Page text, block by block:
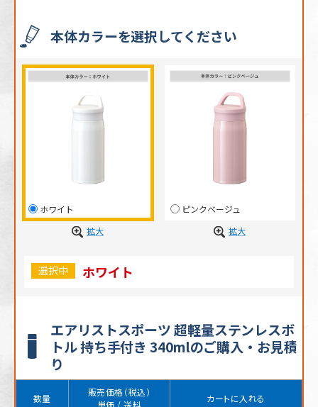
本体カラーを選択してください
ホワイト
拡大
ピンクベージュ
拡大
選択中 ホワイト
エアリストスポーツ 超軽量ステンレスボ
トル 持ち手付き 340mlのご購入・お見積
り
数量
販売価格（税込）
単価 / 送料
カートに入れる